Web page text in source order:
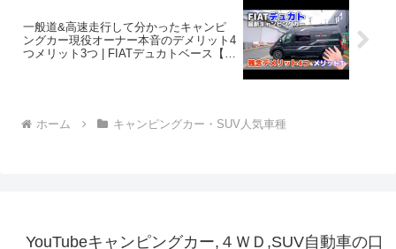
一般道&高速走行して分かったキャンピ
ングカー現役オーナー本音のデメリット4
つメリット3つ | FIATデュカトベース【ナ
ホーム キャンピングカー・SUV人気車種
YouTubeキャンピングカー,４ＷＤ,SUV自動車の口